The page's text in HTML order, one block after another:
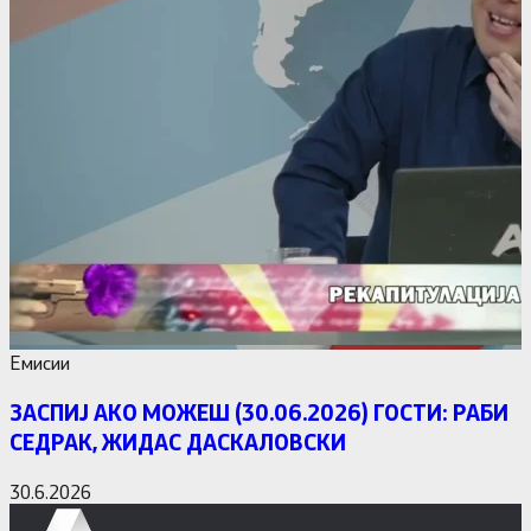
Емисии
ЗАСПИЈ АКО МОЖЕШ (30.06.2026) ГОСТИ: РАБИ
СЕДРАК, ЖИДАС ДАСКАЛОВСКИ
30.6.2026